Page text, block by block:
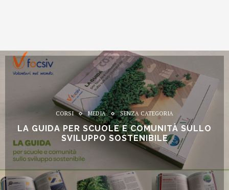
CORSI MEDIA SENZA CATEGORIA
LA GUIDA PER SCUOLE E COMUNITÀ SULLO
SVILUPPO SOSTENIBILE